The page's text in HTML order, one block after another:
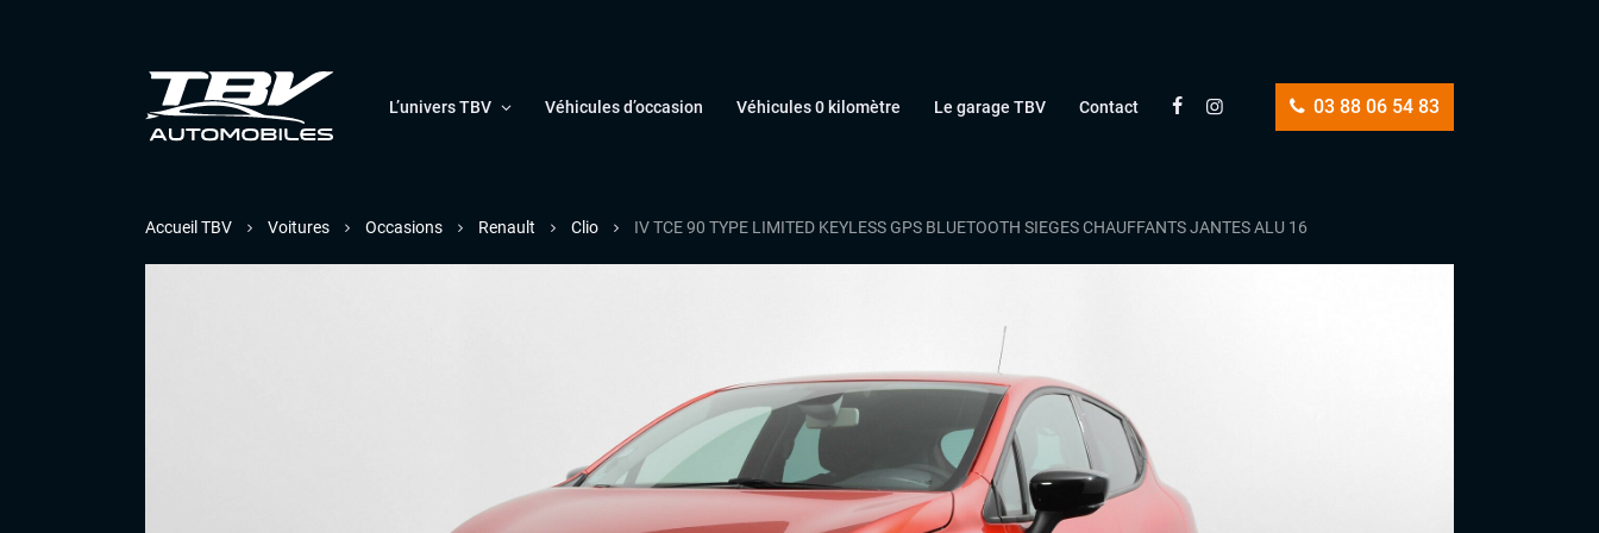
03 88 06 54 83
L’univers TBV Véhicules d’occasion Véhicules 0 kilomètre Le garage TBV Contact
Accueil TBV Voitures Occasions Renault Clio IV TCE 90 TYPE LIMITED KEYLESS GPS BLUETOOTH SIEGES CHAUFFANTS JANTES ALU 16